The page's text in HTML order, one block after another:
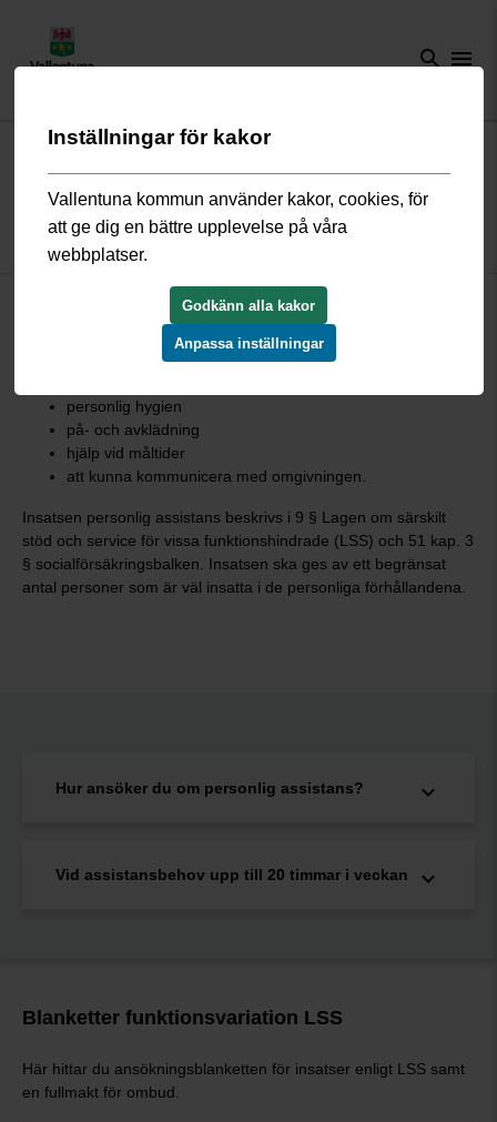
search menu
Start/Omsorg och hjälp /Funktionsvariation
Personlig assistans
Personlig assistans innebär ett personligt utformat stöd till
personer med stora och varaktiga funktionsnedsättningar.
Hjälpen kan bestå av:
personlig hygien
på- och avklädning
hjälp vid måltider
att kunna kommunicera med omgivningen.
Insatsen personlig assistans beskrivs i 9 § Lagen om särskilt
stöd och service för vissa funktionshindrade (LSS) och 51 kap. 3
§ socialförsäkringsbalken. Insatsen ska ges av ett begränsat
antal personer som är väl insatta i de personliga förhållandena.
Hur ansöker du om personlig assistans?
Vid assistansbehov upp till 20 timmar i veckan
Blanketter funktionsvariation LSS
Här hittar du ansökningsblanketten för insatser enligt LSS samt
en fullmakt för ombud.
Inställningar för kakor
Vallentuna kommun använder kakor, cookies, för
att ge dig en bättre upplevelse på våra
webbplatser.
Godkänn alla kakor
Anpassa inställningar